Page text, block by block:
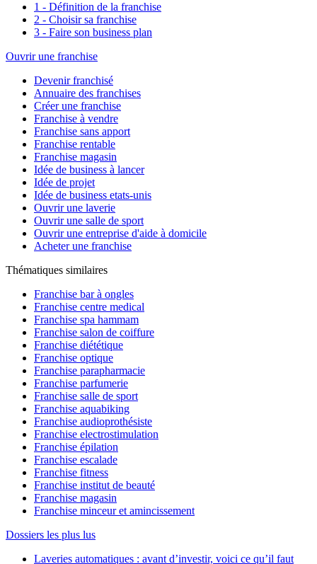
1 - Définition de la franchise
2 - Choisir sa franchise
3 - Faire son business plan
Ouvrir une franchise
Devenir franchisé
Annuaire des franchises
Créer une franchise
Franchise à vendre
Franchise sans apport
Franchise rentable
Franchise magasin
Idée de business à lancer
Idée de projet
Idée de business etats-unis
Ouvrir une laverie
Ouvrir une salle de sport
Ouvrir une entreprise d'aide à domicile
Acheter une franchise
Thématiques similaires
Franchise bar à ongles
Franchise centre medical
Franchise spa hammam
Franchise salon de coiffure
Franchise diététique
Franchise optique
Franchise parapharmacie
Franchise parfumerie
Franchise salle de sport
Franchise aquabiking
Franchise audioprothésiste
Franchise electrostimulation
Franchise épilation
Franchise escalade
Franchise fitness
Franchise institut de beauté
Franchise magasin
Franchise minceur et amincissement
Dossiers les plus lus
Laveries automatiques : avant d’investir, voici ce qu’il faut